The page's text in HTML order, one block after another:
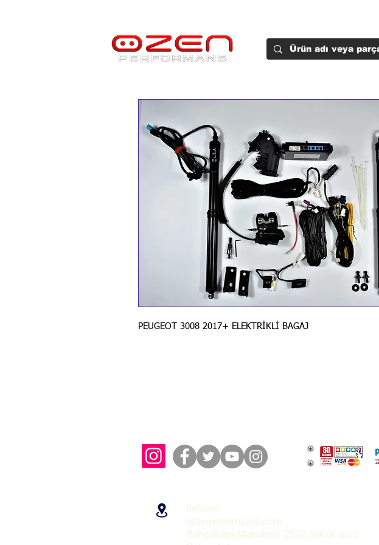
PEUGEOT 3008 2017+ ELEKTRİKLİ BAGAJ
İletişim
ozenperformans.com
Bahçekapı Mahallesi 2532 sokak no:3